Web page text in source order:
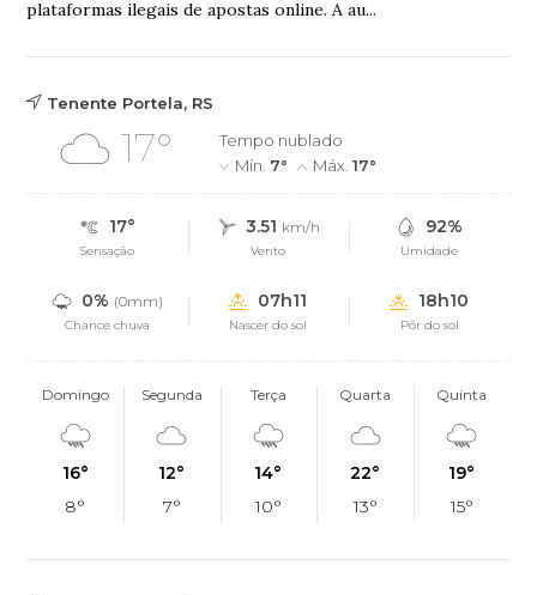
plataformas ilegais de apostas online. A au...
Tenente Portela, RS
17°
Tempo nublado
Mín. 7° Máx.17°
17°
Sensação
3.51 km/h
Vento
92%
Umidade
0% (0mm)
Chance chuva
07h11
Nascer do sol
18h10
Pôr do sol
Domingo
16°
8°
Segunda
12°
7°
Terça
14°
10°
Quarta
22°
13°
Quinta
19°
15°